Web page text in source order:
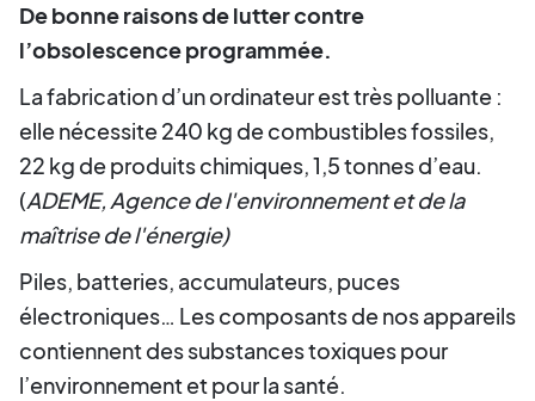
De bonne raisons de lutter contre
l’obsolescence programmée.
La fabrication d’un ordinateur est très polluante :
elle nécessite 240 kg de combustibles fossiles,
22 kg de produits chimiques, 1,5 tonnes d’eau.
(ADEME, Agence de l'environnement et de la
maîtrise de l'énergie)
Piles, batteries, accumulateurs, puces
électroniques… Les composants de nos appareils
contiennent des substances toxiques pour
l’environnement et pour la santé.